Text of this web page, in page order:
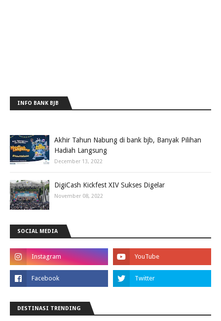
INFO BANK BJB
Akhir Tahun Nabung di bank bjb, Banyak Pilihan
Hadiah Langsung
December 13, 2022
DigiCash Kickfest XIV Sukses Digelar
November 08, 2022
SOCIAL MEDIA
DESTINASI TRENDING